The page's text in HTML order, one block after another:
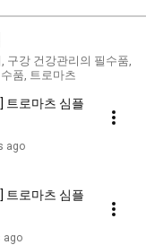
구강 건강관리의 필수품,
품, 트로마츠
트로마츠 심플
ago
트로마츠 심플
ago